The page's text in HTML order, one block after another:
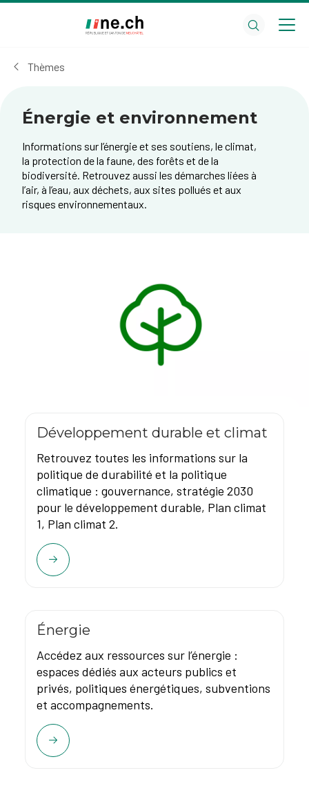
cookies
Thèmes
Énergie et environnement
Informations sur l’énergie et ses soutiens, le climat,
la protection de la faune, des forêts et de la
biodiversité. Retrouvez aussi les démarches liées à
l’air, à l’eau, aux déchets, aux sites pollués et aux
risques environnementaux.
Développement durable et climat
Retrouvez toutes les informations sur la
politique de durabilité et la politique
climatique : gouvernance, stratégie 2030
pour le développement durable, Plan climat
1, Plan climat 2.
Énergie
Accédez aux ressources sur l’énergie :
espaces dédiés aux acteurs publics et
privés, politiques énergétiques, subventions
et accompagnements.